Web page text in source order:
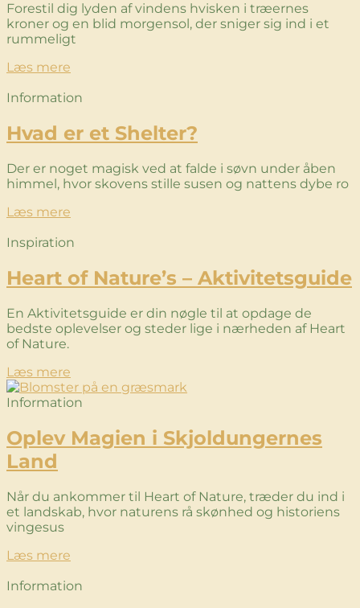
Forestil dig lyden af vindens hvisken i træernes
kroner og en blid morgensol, der sniger sig ind i et
rummeligt
Læs mere
Information
Hvad er et Shelter?
Der er noget magisk ved at falde i søvn under åben
himmel, hvor skovens stille susen og nattens dybe ro
Læs mere
Inspiration
Heart of Nature’s – Aktivitetsguide
En Aktivitetsguide er din nøgle til at opdage de
bedste oplevelser og steder lige i nærheden af Heart
of Nature.
Læs mere
Information
Oplev Magien i Skjoldungernes
Land
Når du ankommer til Heart of Nature, træder du ind i
et landskab, hvor naturens rå skønhed og historiens
vingesus
Læs mere
Information